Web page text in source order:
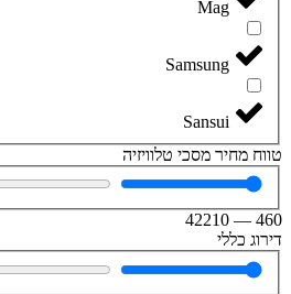
Mag
Samsung
Sansui
טווח מחיר מסכי טלוויזיה
460
—
42210
דירוג כללי